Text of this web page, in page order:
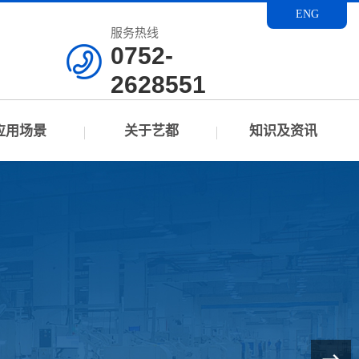
ENG
服务热线
0752-
2628551
用场景 关于艺都 知识及资讯